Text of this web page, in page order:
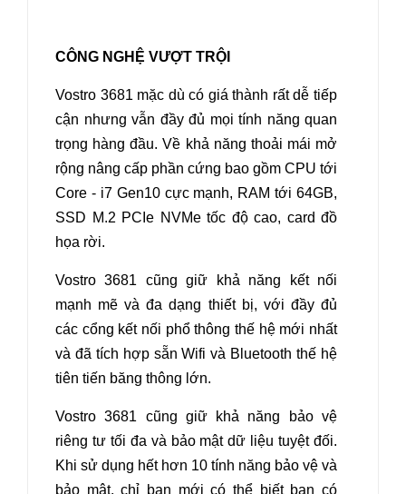
CÔNG NGHỆ VƯỢT TRỘI
Vostro 3681 mặc dù có giá thành rất dễ tiếp
cận nhưng vẫn đầy đủ mọi tính năng quan
trọng hàng đầu. Về khả năng thoải mái mở
rộng nâng cấp phần cứng bao gồm CPU tới
Core - i7 Gen10 cực mạnh, RAM tới 64GB,
SSD M.2 PCIe NVMe tốc độ cao, card đồ
họa rời.
Vostro 3681 cũng giữ khả năng kết nối
mạnh mẽ và đa dạng thiết bị, với đầy đủ
các cổng kết nối phổ thông thế hệ mới nhất
và đã tích hợp sẵn Wifi và Bluetooth thế hệ
tiên tiến băng thông lớn.
Vostro 3681 cũng giữ khả năng bảo vệ
riêng tư tối đa và bảo mật dữ liệu tuyệt đối.
Khi sử dụng hết hơn 10 tính năng bảo vệ và
bảo mật, chỉ bạn mới có thể biết bạn có